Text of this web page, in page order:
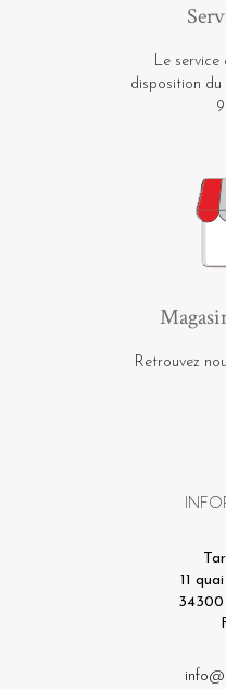
Le
disposition du
Retrouvez
11